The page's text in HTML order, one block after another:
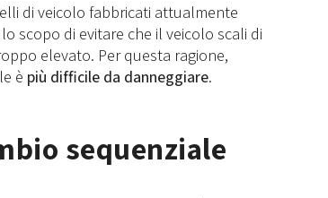
di veicolo fabbricati attualmente
scopo di evitare che il veicolo scali di
elevato. Per questa ragione,
è più difficile da danneggiare.
sequenziale